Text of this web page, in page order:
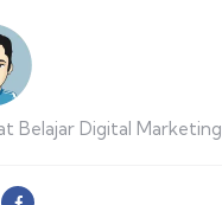
Belajar Digital Marketing